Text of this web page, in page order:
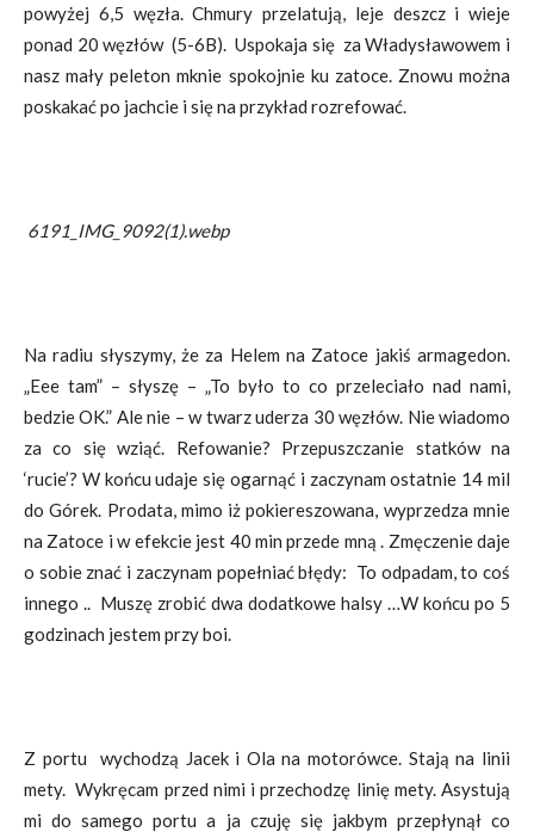
powyżej 6,5 węzła. Chmury przelatują, leje deszcz i wieje
ponad 20 węzłów (5-6B). Uspokaja się za Władysławowem i
nasz mały peleton mknie spokojnie ku zatoce. Znowu można
poskakać po jachcie i się na przykład rozrefować.
6191_IMG_9092(1).webp
Na radiu słyszymy, że za Helem na Zatoce jakiś armagedon.
„Eee tam” – słyszę – „To było to co przeleciało nad nami,
bedzie OK.” Ale nie – w twarz uderza 30 węzłów. Nie wiadomo
za co się wziąć. Refowanie? Przepuszczanie statków na
‘rucie’? W końcu udaje się ogarnąć i zaczynam ostatnie 14 mil
do Górek. Prodata, mimo iż pokiereszowana, wyprzedza mnie
na Zatoce i w efekcie jest 40 min przede mną . Zmęczenie daje
o sobie znać i zaczynam popełniać błędy: To odpadam, to coś
innego .. Muszę zrobić dwa dodatkowe halsy …W końcu po 5
godzinach jestem przy boi.
Z portu wychodzą Jacek i Ola na motorówce. Stają na linii
mety. Wykręcam przed nimi i przechodzę linię mety. Asystują
mi do samego portu a ja czuję się jakbym przepłynął co